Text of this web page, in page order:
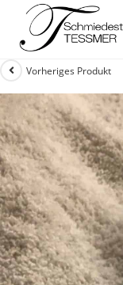
Vorheriges Produkt